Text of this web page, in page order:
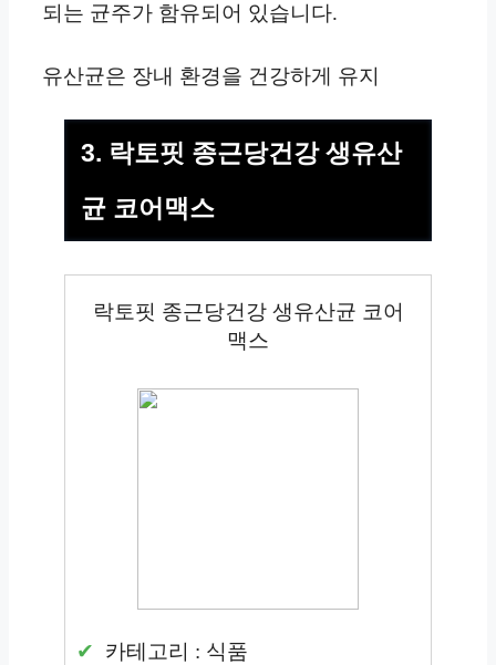
되는 균주가 함유되어 있습니다.
유산균은 장내 환경을 건강하게 유지
3. 락토핏 종근당건강 생유산
균 코어맥스
락토핏 종근당건강 생유산균 코어
맥스
카테고리 : 식품